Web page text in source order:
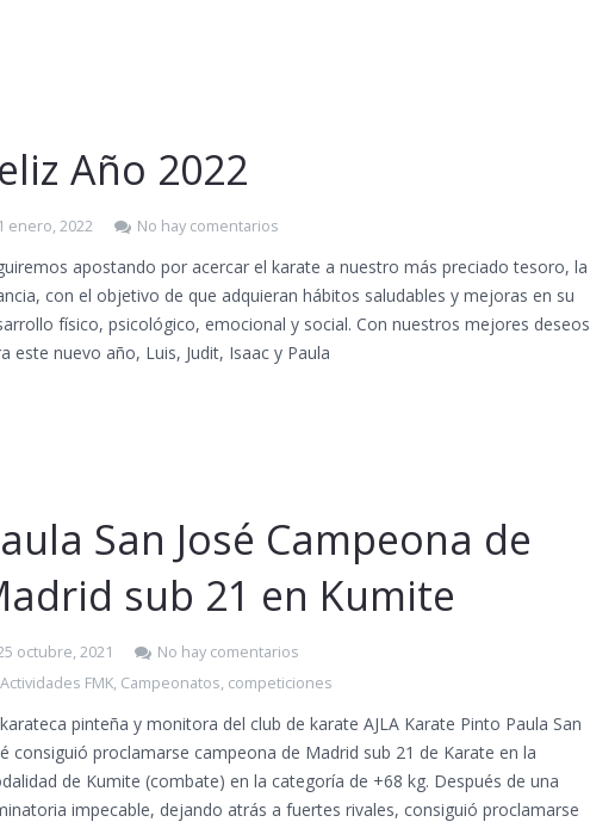
Año 2022
1 enero, 2022 No hay comentarios
apostando por acercar el karate a nuestro más preciado tesoro, la
con el objetivo de que adquieran hábitos saludables y mejoras en su
físico, psicológico, emocional y social. Con nuestros mejores deseos
este nuevo año, Luis, Judit, Isaac y Paula
San José Campeona de
sub 21 en Kumite
octubre, 2021
No hay comentarios
Actividades FMK, Campeonatos, competiciones
pinteña y monitora del club de karate AJLA Karate Pinto Paula San
consiguió proclamarse campeona de Madrid sub 21 de Karate en la
de Kumite (combate) en la categoría de +68 kg. Después de una
impecable, dejando atrás a fuertes rivales, consiguió proclamarse